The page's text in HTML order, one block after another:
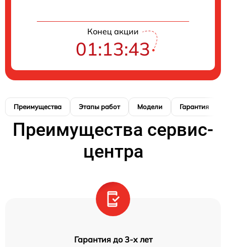
Конец акции
01:13:42
Преимущества Этапы работ Модели Гарантия
Преимущества сервис-
центра
Гарантия до 3-х лет